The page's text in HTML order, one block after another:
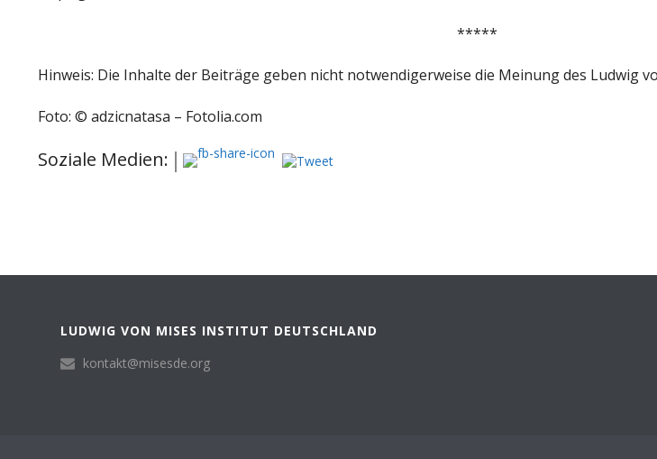
*****
Hinweis: Die Inhalte der Beiträge geben nicht notwendigerweise die Meinung des Ludwig
Foto: © adzicnatasa – Fotolia.com
Soziale Medien:
LUDWIG VON MISES INSTITUT DEUTSCHLAND
kontakt@misesde.org